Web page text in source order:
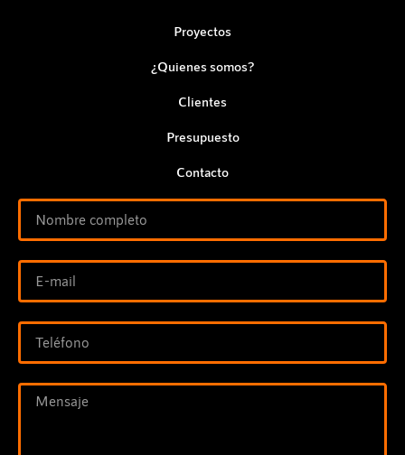
Proyectos
¿Quienes somos?
Clientes
Presupuesto
Contacto